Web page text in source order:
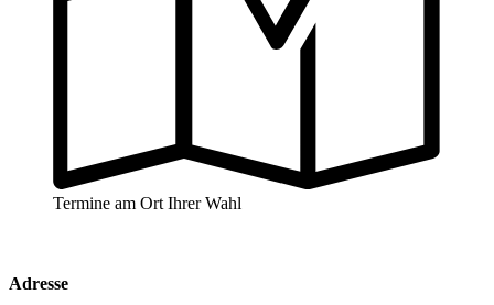
Termine am Ort Ihrer Wahl
Adresse